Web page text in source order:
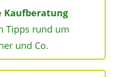
Kaufberatung
Tipps rund um
und Co.